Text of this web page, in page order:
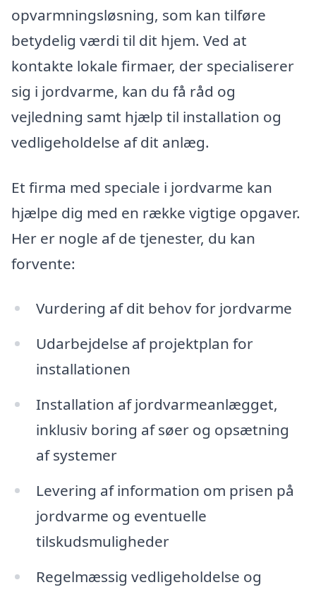
opvarmningsløsning, som kan tilføre
betydelig værdi til dit hjem. Ved at
kontakte lokale firmaer, der specialiserer
sig i jordvarme, kan du få råd og
vejledning samt hjælp til installation og
vedligeholdelse af dit anlæg.
Et firma med speciale i jordvarme kan
hjælpe dig med en række vigtige opgaver.
Her er nogle af de tjenester, du kan
forvente:
Vurdering af dit behov for jordvarme
Udarbejdelse af projektplan for
installationen
Installation af jordvarmeanlægget,
inklusiv boring af søer og opsætning
af systemer
Levering af information om prisen på
jordvarme og eventuelle
tilskudsmuligheder
Regelmæssig vedligeholdelse og